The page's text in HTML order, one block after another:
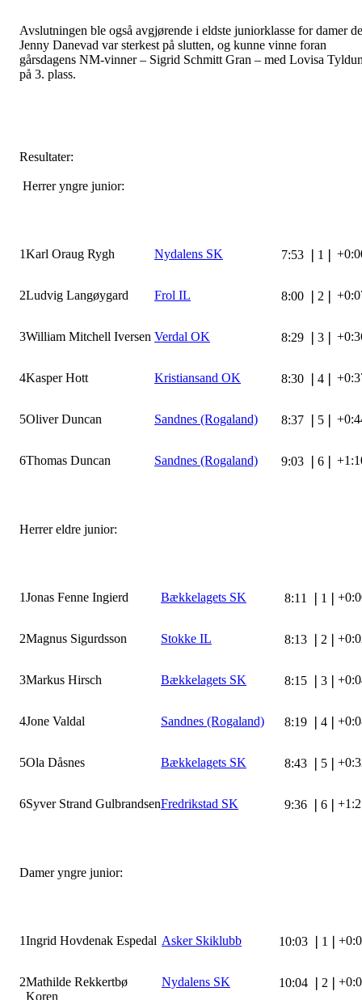
Avslutningen ble også avgjørende i eldste juniorklasse for damer
Jenny Danevad var sterkest på slutten, og kunne vinne foran
gårsdagens NM-vinner – Sigrid Schmitt Gran – med Lovisa
på 3. plass.
Resultater:
Herrer yngre junior:
1Karl Oraug Rygh Nydalens SK 7:53 1
2Ludvig Langøygard Frol IL 8:00 2
3William Mitchell Iversen Verdal OK 8:29 3
4Kasper Hott Kristiansand OK 8:30 4
5Oliver Duncan Sandnes (Rogaland) 8:37 5
6Thomas Duncan Sandnes (Rogaland) 9:03 6
Herrer eldre junior:
1Jonas Fenne Ingierd Bækkelagets SK 8:11 1
2Magnus Sigurdsson Stokke IL 8:13 2
3Markus Hirsch Bækkelagets SK 8:15 3
4Jone Valdal Sandnes (Rogaland) 8:19 4
5Ola Dåsnes Bækkelagets SK 8:43 5
6Syver Strand GulbrandsenFredrikstad SK 9:36 6
Damer yngre junior:
1Ingrid Hovdenak Espedal Asker Skiklubb 10:03 1
2Mathilde Rekkertbø
Koren
Nydalens SK 10:04 2